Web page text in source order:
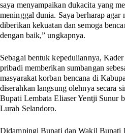
saya menyampaikan dukacita yang
meninggal dunia. Saya berharap agar
diberikan kekuatan dan semoga
dengan baik,” ungkapnya.
Sebagai bentuk kepeduliannya,
pribadi memberikan sumbangan
masyarakat korban bencana di
diserahkan langsung olehnya secara
Bupati Lembata Eliaser Yentji Sunur
Lurah Selandoro.
Didampingi Bupati dan Wakil Bupati